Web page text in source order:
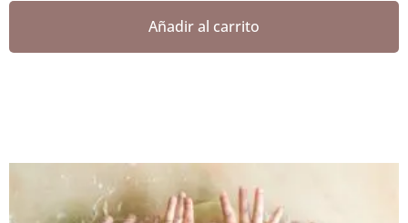
Añadir al carrito